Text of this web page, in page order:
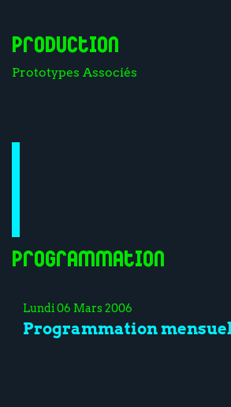
Production
Prototypes Associés
Programmation
Lundi 06 Mars 2006
Programmation